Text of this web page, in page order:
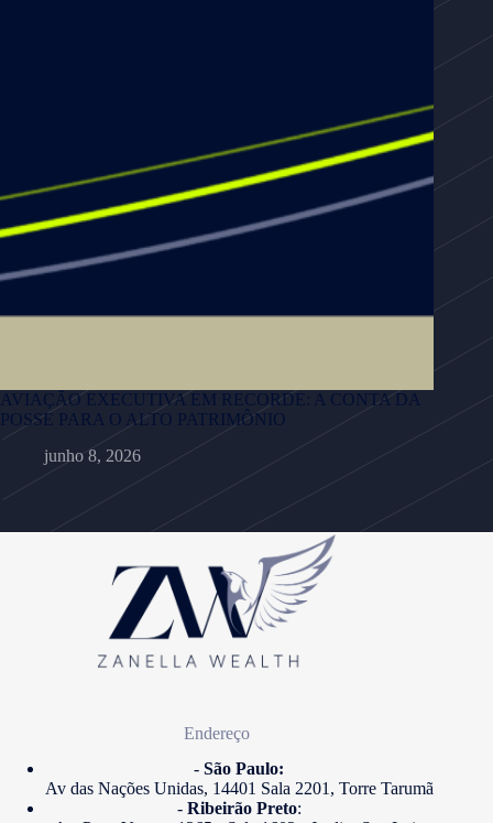
AVIAÇÃO EXECUTIVA EM RECORDE: A CONTA DA
POSSE PARA O ALTO PATRIMÔNIO
junho 8, 2026
Endereço
- São Paulo:
Av das Nações Unidas, 14401 Sala 2201, Torre Tarumã
-Ribeirão Preto: